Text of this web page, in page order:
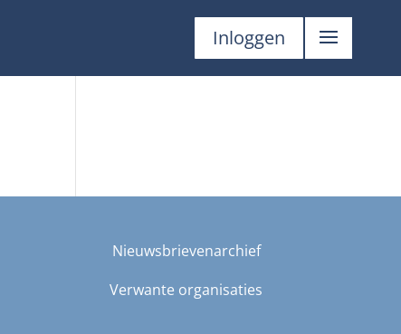
Inloggen
Nieuwsbrievenarchief
Verwante organisaties